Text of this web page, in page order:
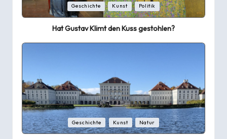
Posted
in
Geschichte Kunst Politik
Hat Gustav Klimt den Kuss gestohlen?
Posted
in
Geschichte Kunst Natur